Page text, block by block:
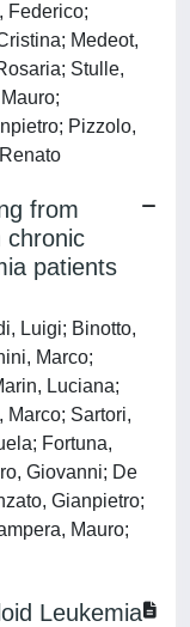
Federico;
Medeot,
Stulle,
Pizzolo,
from
chronic
patients
Luigi; Binotto,
Marco;
Luciana;
Marco; Sartori,
Fortuna,
Giovanni; De
Gianpietro;
Mauro;
Leukemia